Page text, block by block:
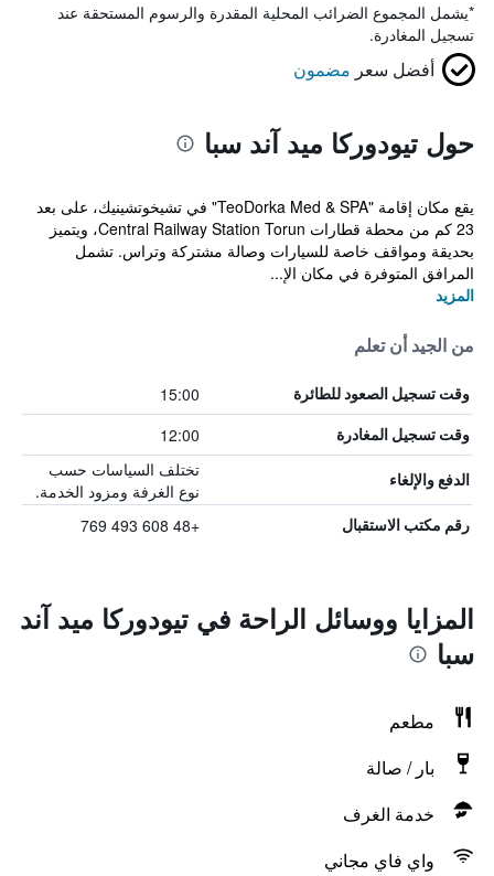
*يشمل المجموع الضرائب المحلية المقدرة والرسوم المستحقة عند
تسجيل المغادرة.
أفضل سعر مضمون
حول تيودوركا ميد آند سبا
يقع مكان إقامة "TeoDorka Med & SPA" في تشيخوتشينيك، على بعد
23 كم من محطة قطارات Central Railway Station Torun، ويتميز
بحديقة ومواقف خاصة للسيارات وصالة مشتركة وتراس. تشمل
المرافق المتوفرة في مكان الإ...
المزيد
من الجيد أن تعلم
وقت تسجيل الصعود للطائرة 15:00
وقت تسجيل المغادرة 12:00
الدفع والإلغاء
تختلف السياسات حسب
نوع الغرفة ومزود الخدمة.
رقم مكتب الاستقبال +48 608 493 769
المزايا ووسائل الراحة في تيودوركا ميد آند
سبا
مطعم
بار / صالة
خدمة الغرف
واي فاي مجاني